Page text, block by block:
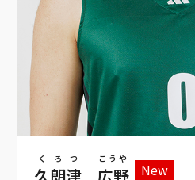
くろつ こうや
New